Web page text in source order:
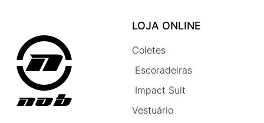
LOJA ONLINE
Coletes
Escoradeiras
Impact Suit
Vestuário